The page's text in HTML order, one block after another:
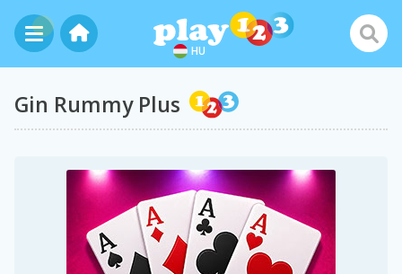
HU
Gin Rummy Plus